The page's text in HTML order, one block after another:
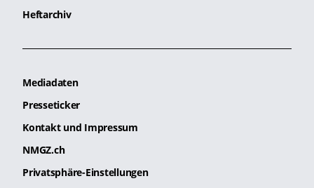
Heftarchiv
Mediadaten
Presseticker
Kontakt und Impressum
NMGZ.ch
Privatsphäre-Einstellungen